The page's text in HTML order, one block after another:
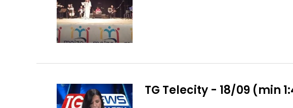
TG Telecity - 18/09 (min